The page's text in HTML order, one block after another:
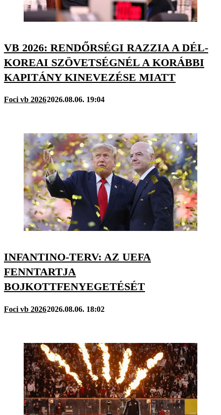
VB 2026: RENDŐRSÉGI RAZZIA A DÉL-
KOREAI SZÖVETSÉGNÉL A KORÁBBI
KAPITÁNY KINEVEZÉSE MIATT
Foci vb 20262026.08.06. 19:04
INFANTINO-TERV: AZ UEFA
FENNTARTJA
BOJKOTTFENYEGETÉSÉT
Foci vb 20262026.08.06. 18:02